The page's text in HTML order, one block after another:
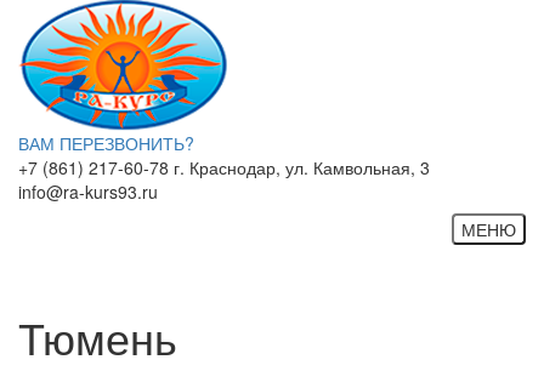
ВАМ ПЕРЕЗВОНИТЬ?
+7 (861) 217-60-78 г. Краснодар, ул. Камвольная, 3
info@ra-kurs93.ru
МЕНЮ
Меню
Тюмень